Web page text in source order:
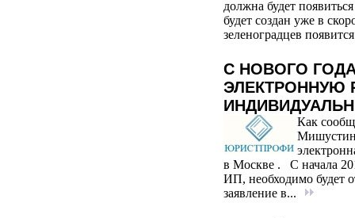
должна будет
будет создан уже в
зеленоградцев
С НОВОГО
ЭЛЕКТРОННУЮ
Как
Мишустин,
в Москве . С начала
ИП, необходимо будет
заявление в...